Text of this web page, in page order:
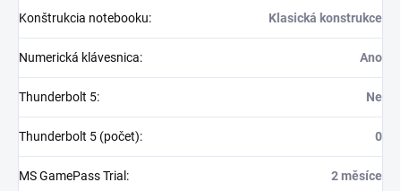
Konštrukcia notebooku: Klasická konstrukce
Numerická klávesnica: Ano
Thunderbolt 5: Ne
Thunderbolt 5 (počet): 0
MS GamePass Trial : 2 měsíce